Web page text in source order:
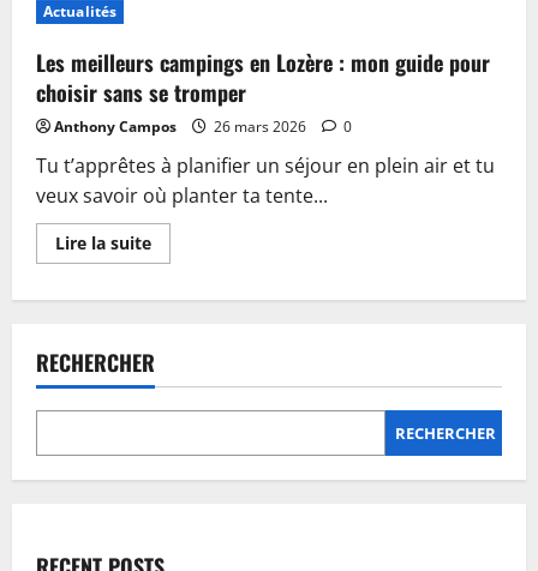
accueil
:
plongez
dans
les
nouveautés
du
camping
de
Sablé-
sur-
Sarthe
Actualités
Les meilleurs campings en Lozère : mon guide pour
choisir sans se tromper
Anthony Campos 26 mars 2026 0
Tu t’apprêtes à planifier un séjour en plein air et tu
veux savoir où planter ta tente...
Lire la suiteEn
savoir
en
Lozère
:
mon
choisir
sans
RECHERCHER
RECHERCHER